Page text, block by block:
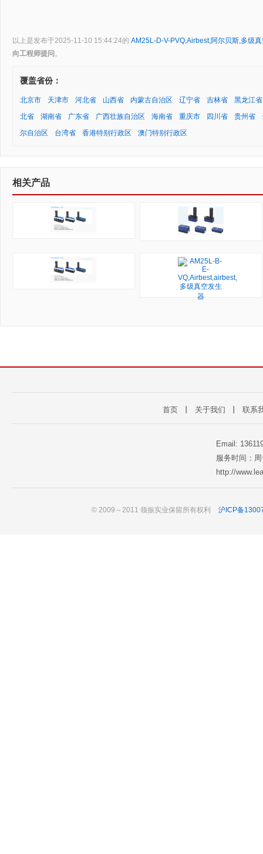
以上是发布于2025-11-10 15:44:24的 AM25L-D-V-PVQ,Airbest,阿尔贝斯,多级
向工程师提问 。
覆盖省份：
北京市 天津市 河北省 山西省 内蒙古自治区 辽宁省 吉林省
黑龙江省
北省
湖南省 广东省 广西壮族自治区 海南省 重庆市 四川省 贵州省
尔自治区
台湾省 香港特别行政区 澳门特别行政区
相关产品
首页 关于我们 联系
Email:
服务时间：
http://
© 2009～2011 领振实业保留所有权利 沪ICP备